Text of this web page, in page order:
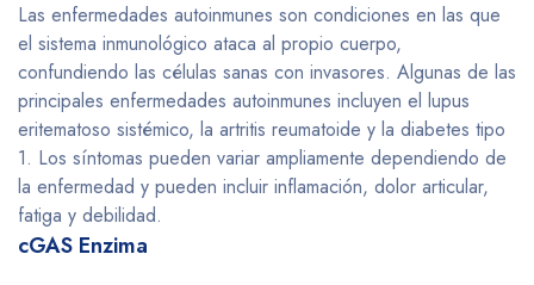
Las enfermedades autoinmunes son condiciones en las que
el sistema inmunológico ataca al propio cuerpo,
confundiendo las células sanas con invasores. Algunas de las
principales enfermedades autoinmunes incluyen el lupus
eritematoso sistémico, la artritis reumatoide y la diabetes tipo
1. Los síntomas pueden variar ampliamente dependiendo de
la enfermedad y pueden incluir inflamación, dolor articular,
fatiga y debilidad.
cGAS Enzima